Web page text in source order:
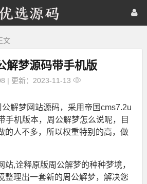
优
选
首页 网站源码
文
解梦源码带手机版
| 更新：2023-11-13
解梦网站源码，采用帝国cms7.2u
手机版本，周公解梦怎么说呢，目
的人不多，所以权重特别的高，做
站,诠释原版周公解梦的种种梦境，
整理出一套新的周公解梦，解决您